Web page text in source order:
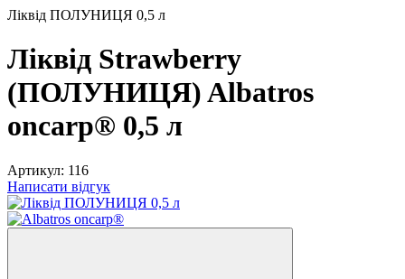
Ліквід ПОЛУНИЦЯ 0,5 л
Ліквід Strawberry
(ПОЛУНИЦЯ) Albatros
oncarp® 0,5 л
Артикул: 116
Написати відгук